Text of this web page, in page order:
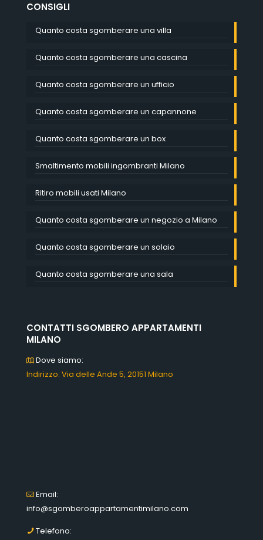
CONSIGLI
Quanto costa sgomberare una villa
Quanto costa sgomberare una cascina
Quanto costa sgomberare un ufficio
Quanto costa sgomberare un capannone
Quanto costa sgomberare un box
Smaltimento mobili ingombranti Milano
Ritiro mobili usati Milano
Quanto costa sgomberare un negozio a Milano
Quanto costa sgomberare un solaio
Quanto costa sgomberare una sala
CONTATTI SGOMBERO APPARTAMENTI
MILANO
Dove siamo:
Indirizzo: Via delle Ande 5, 20151 Milano
Email:
info@sgomberoappartamentimilano.com
Telefono: